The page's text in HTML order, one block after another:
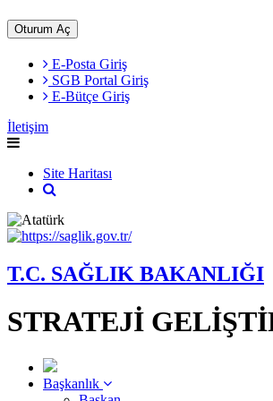
Oturum Aç
E-Posta Giriş
SGB Portal Giriş
E-Bütçe Giriş
İletişim
Site Haritası
T.C. SAĞLIK BAKANLIĞI
STRATEJİ
Başkanlık